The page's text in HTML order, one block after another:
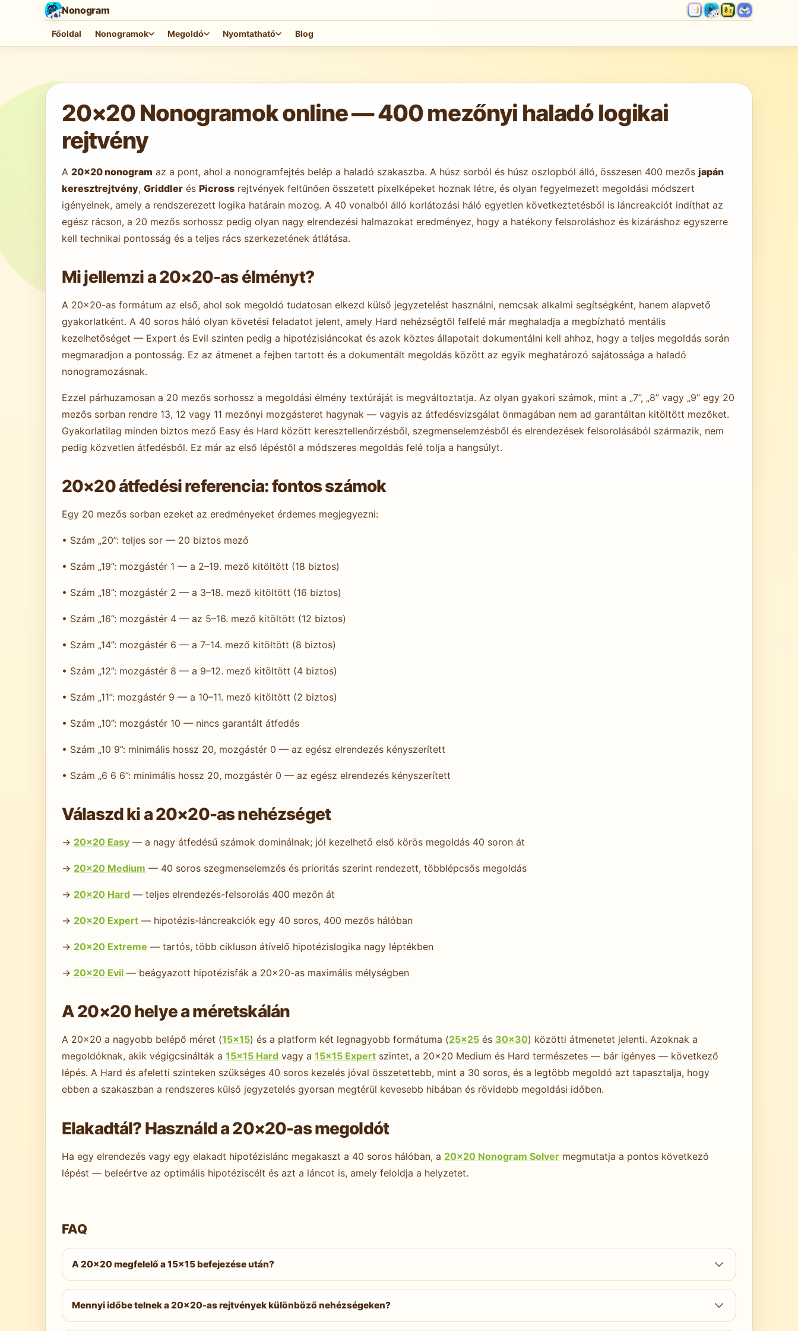
Nonogram
Főoldal Nonogramok Megoldó Nyomtatható Blog
Játék betöltése…
20×20 Nonogramok online — 400 mezőnyi haladó logikai
rejtvény
A 20×20 nonogram az a pont, ahol a nonogramfejtés belép a haladó szakaszba. A húsz sorból és húsz oszlopból álló, összesen 400 mezős japán
keresztrejtvény, Griddlerés Picrossrejtvények feltűnően összetett pixelképeket hoznak létre, és olyan fegyelmezett megoldási módszert
igényelnek, amely a rendszerezett logika határain mozog. A 40 vonalból álló korlátozási háló egyetlen következtetésből is láncreakciót indíthat az
egész rácson, a 20 mezős sorhossz pedig olyan nagy elrendezési halmazokat eredményez, hogy a hatékony felsoroláshoz és kizáráshoz egyszerre
kell technikai pontosság és a teljes rács szerkezetének átlátása.
Mi jellemzi a 20×20-as élményt?
A 20×20-as formátum az első, ahol sok megoldó tudatosan elkezd külső jegyzetelést használni, nemcsak alkalmi segítségként, hanem alapvető
gyakorlatként. A 40 soros háló olyan követési feladatot jelent, amely Hard nehézségtől felfelé már meghaladja a megbízható mentális
kezelhetőséget — Expert és Evil szinten pedig a hipotézisláncokat és azok köztes állapotait dokumentálni kell ahhoz, hogy a teljes megoldás során
megmaradjon a pontosság. Ez az átmenet a fejben tartott és a dokumentált megoldás között az egyik meghatározó sajátossága a haladó
nonogramozásnak.
Ezzel párhuzamosan a 20 mezős sorhossz a megoldási élmény textúráját is megváltoztatja. Az olyan gyakori számok, mint a „7”, „8” vagy „9” egy 20
mezős sorban rendre 13, 12 vagy 11 mezőnyi mozgásteret hagynak — vagyis az átfedésvizsgálat önmagában nem ad garantáltan kitöltött mezőket.
Gyakorlatilag minden biztos mező Easy és Hard között keresztellenőrzésből, szegmenselemzésből és elrendezések felsorolásából származik, nem
pedig közvetlen átfedésből. Ez már az első lépéstől a módszeres megoldás felé tolja a hangsúlyt.
20×20 átfedési referencia: fontos számok
Egy 20 mezős sorban ezeket az eredményeket érdemes megjegyezni:
• Szám „20”: teljes sor — 20 biztos mező
• Szám „19”: mozgástér 1 — a 2–19. mező kitöltött (18 biztos)
• Szám „18”: mozgástér 2 — a 3–18. mező kitöltött (16 biztos)
• Szám „16”: mozgástér 4 — az 5–16. mező kitöltött (12 biztos)
• Szám „14”: mozgástér 6 — a 7–14. mező kitöltött (8 biztos)
• Szám „12”: mozgástér 8 — a 9–12. mező kitöltött (4 biztos)
• Szám „11”: mozgástér 9 — a 10–11. mező kitöltött (2 biztos)
• Szám „10”: mozgástér 10 — nincs garantált átfedés
• Szám „10 9”: minimális hossz 20, mozgástér 0 — az egész elrendezés kényszerített
• Szám „6 6 6”: minimális hossz 20, mozgástér 0 — az egész elrendezés kényszerített
Válaszd ki a 20×20-as nehézséget
→ 20×20 Easy— a nagy átfedésű számok dominálnak; jól kezelhető első körös megoldás 40 soron át
→ 20×20 Medium — 40 soros szegmenselemzés és prioritás szerint rendezett, többlépcsős megoldás
→ 20×20 Hard— teljes elrendezés-felsorolás 400 mezőn át
→ 20×20 Expert— hipotézis-láncreakciók egy 40 soros, 400 mezős hálóban
→ 20×20 Extreme — tartós, több cikluson átívelő hipotézislogika nagy léptékben
→ 20×20 Evil— beágyazott hipotézisfák a 20×20-as maximális mélységben
A 20×20 helye a méretskálán
A 20×20 a nagyobb belépő méret (15×15) és a platform két legnagyobb formátuma (25×25és 30×30) közötti átmenetet jelenti. Azoknak a
megoldóknak, akik végigcsinálták a 15×15 Hardvagy a 15×15 Expertszintet, a 20×20 Medium és Hard természetes — bár igényes — következő
lépés. A Hard és afeletti szinteken szükséges 40 soros kezelés jóval összetettebb, mint a 30 soros, és a legtöbb megoldó azt tapasztalja, hogy
ebben a szakaszban a rendszeres külső jegyzetelés gyorsan megtérül kevesebb hibában és rövidebb megoldási időben.
Elakadtál? Használd a 20×20-as megoldót
Ha egy elrendezés vagy egy elakadt hipotézislánc megakaszt a 40 soros hálóban, a 20×20 Nonogram Solvermegmutatja a pontos következő
lépést — beleértve az optimális hipotéziscélt és azt a láncot is, amely feloldja a helyzetet.
FAQ
A 20×20 megfelelő a 15×15 befejezése után?
Igen — Easy és Medium szinten. Azok a megoldók, akik már teljesítették a15×15 Hardszintet, készen állnak a 20×20 Hardra; akik pedig a
15×15 Expertszintet is teljesítették, készen állnak a 20×20 Expertre. A technikák ugyanazok — a fő plusz kihívást a 40 soros kezelés jelenti.
Mennyi időbe telnek a 20×20-as rejtvények különböző nehézségeken?